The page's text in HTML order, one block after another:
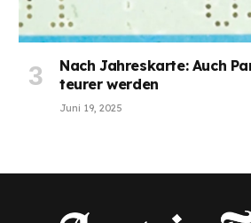
Nach Jahreskarte: Auch
teurer werden
Juni 19, 2025